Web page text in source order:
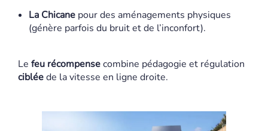
La Chicane pour des aménagements physiques
(génère parfois du bruit et de l’inconfort).
Le feu récompensecombine pédagogie et régulation
cibléede la vitesse en ligne droite.